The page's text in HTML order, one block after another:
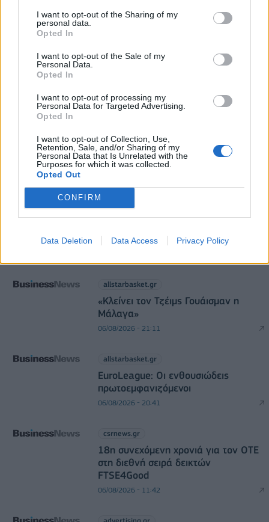
I want to opt-out of the Sharing of my
personal data.
Opted In
I want to opt-out of the Sale of my
Personal Data.
Opted In
I want to opt-out of processing my
Personal Data for Targeted Advertising.
Opted In
I want to opt-out of Collection, Use,
Retention, Sale, and/or Sharing of my
Personal Data that Is Unrelated with the
Purposes for which it was collected.
Opted Out
CONFIRM
Data Deletion Data Access Privacy Policy
Ρωσία: Η Μόσχα δηλώνει ότι κατέρριψε 605
ουκρανικά drones τη νύχτα - Ελαφρές ζημιές σε
αποθήκη της Wildberries
06/08/2026 - 10:30 ΚΟΣΜΟΣ
HELLENiQ ENERGY: Κέρδη 393 εκατ. ευρώ στο α'
06/08/2026 - 08:05 ΕΠΙΧΕΙΡΗΣΕΙΣ
Google DeepMind και Chief Scientist της Alphabet
06/08/2026 - 09:32 ΠΡΟΣΩΠΑ
DIRECTION BUSINESS NETWORK
allstarbasket.gr
«Κλείνει τον Τζέιμς Γουάισμαν η
Μάλαγα»
06/08/2026 - 21:11
allstarbasket.gr
EuroLeague: Οι ενθουσιώδεις
πρωτοεμφανιζόμενοι
06/08/2026 - 20:41
csrnews.gr
18η συνεχόμενη χρονιά για τον ΟΤΕ
στη διεθνή σειρά δεικτών
FTSE4Good
06/08/2026 - 11:42